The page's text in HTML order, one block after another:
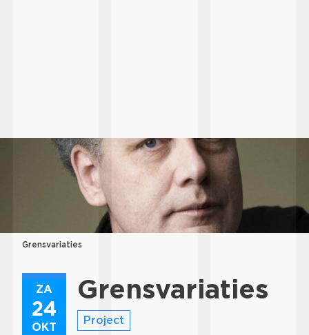
Grensvariaties
ZA
24
OKT
Grensvariaties
Project